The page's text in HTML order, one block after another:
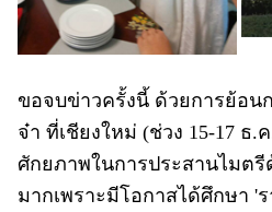
ขอจบข่าวครั้งนี้ ด้วยการย้อ
จ๋า ที่เชียงใหม่ (ช่วง 15-17 ธ
ศักยภาพในการประสานไมต
มากเพราะมีโอกาสได้ศึกษา '